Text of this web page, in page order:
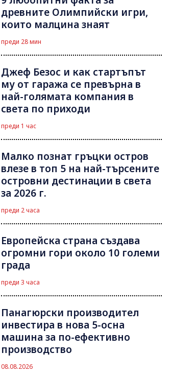
древните Олимпийски игри,
които малцина знаят
преди 28 мин
Джеф Безос и как стартъпът
му от гаража се превърна в
най-голямата компания в
света по приходи
преди 1 час
Малко познат гръцки остров
влезе в топ 5 на най-търсените
островни дестинации в света
за 2026 г.
преди 2 часа
Европейска страна създава
огромни гори около 10 големи
града
преди 3 часа
Панагюрски производител
инвестира в нова 5-осна
машина за по-ефективно
производство
08.08.2026